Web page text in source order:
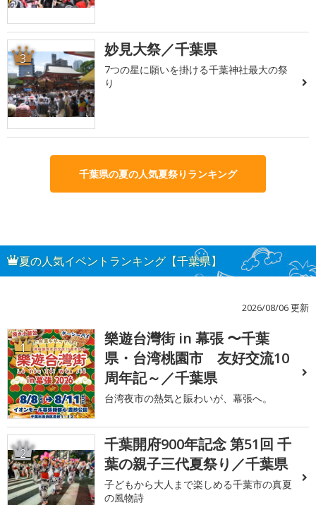
3 妙見大祭／千葉県
7つの星に願いを掛ける千葉神社最大の祭
り
千葉県の夏の人気夏祭りランキング
夏の人気イベントランキング【千葉県】
2026/08/06 更新
1
樂遊台灣街 in 幕張 〜千葉
県・台湾桃園市 友好交流10
周年記～／千葉県
台湾夜市の熱気と賑わいが、幕張へ。
2
千葉開府900年記念 第51回 千
葉の親子三代夏祭り／千葉県
子どもから大人まで楽しめる千葉市の真夏
の風物詩